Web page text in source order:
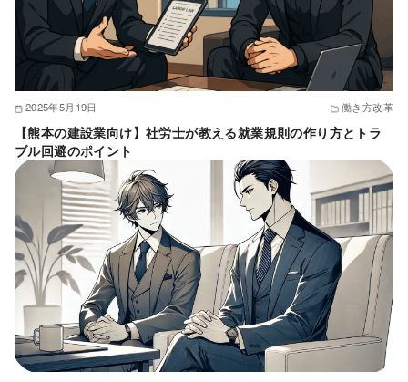
2025年5月19日 働き方改革
【熊本の建設業向け】社労士が教える就業規則の作り方とトラ
ブル回避のポイント